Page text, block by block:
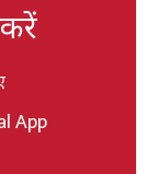
App